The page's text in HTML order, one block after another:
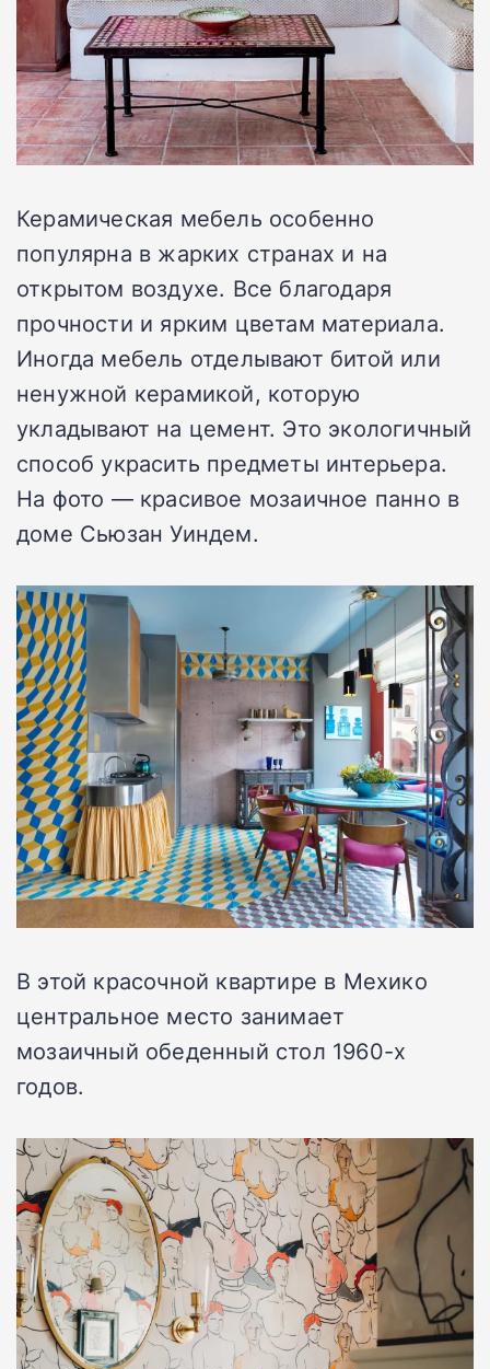
Керамическая мебель особенно
популярна в жарких странах и на
открытом воздухе. Все благодаря
прочности и ярким цветам материала.
Иногда мебель отделывают битой или
ненужной керамикой, которую
укладывают на цемент. Это экологичный
способ украсить предметы интерьера.
На фото — красивое мозаичное панно в
доме Сьюзан Уиндем.
В этой красочной квартире в Мехико
центральное место занимает
мозаичный обеденный стол 1960-х
годов.